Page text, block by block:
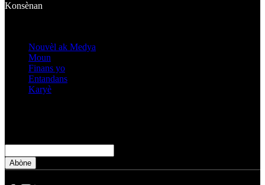
Konsènan
Nouvèl ak Medya
Moun
Finans yo
Entandans
Karyè